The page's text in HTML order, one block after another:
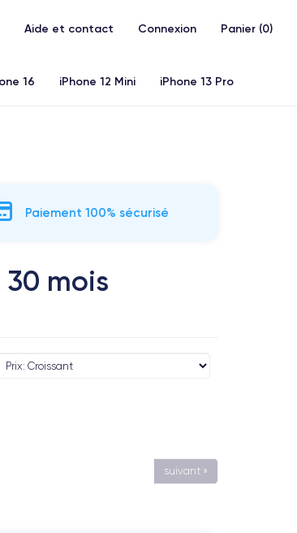
Aide et contact Connexion Panier (0)
16 iPhone 12 Mini iPhone 13 Pro
Paiement 100% sécurisé
mois
suivant »